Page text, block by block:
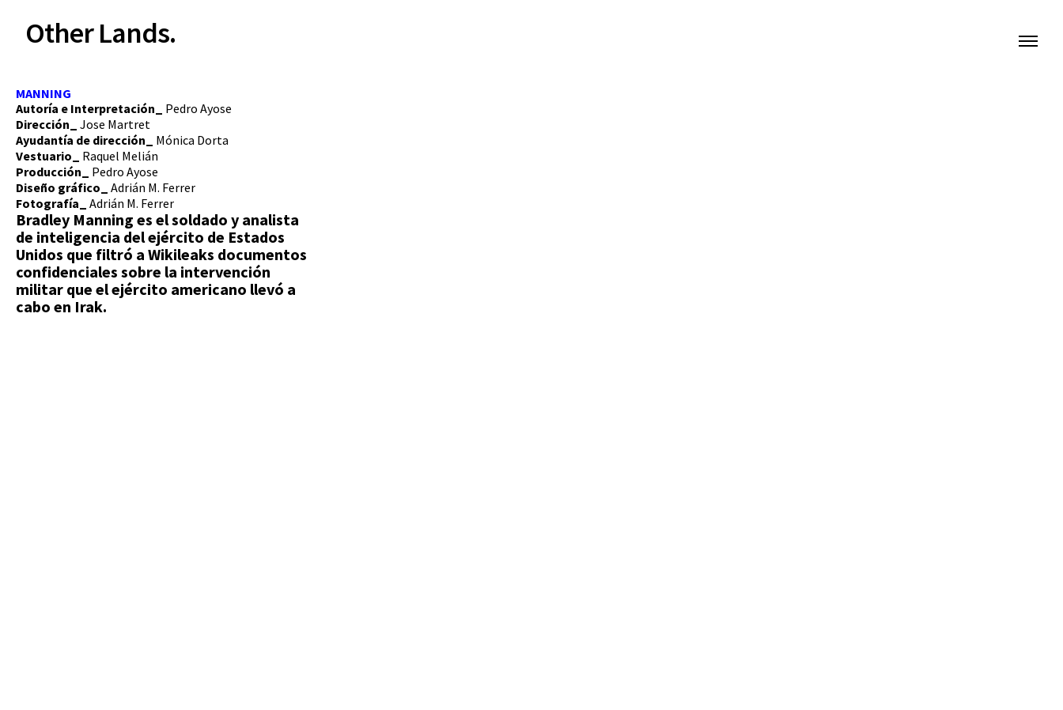
Other Lands.
MANNING
Autoría e Interpretación_
Pedro Ayose
Dirección_
Jose Martret
Ayudantía de dirección_
Mónica Dorta
Vestuario_
Raquel Melián
Producción_
Pedro Ayose
Diseño gráfico_
Adrián M. Ferrer
Fotografía_
Adrián M. Ferrer
Bradley Manning es el soldado y analista
de inteligencia del ejército de Estados
Unidos que filtró a Wikileaks documentos
confidenciales sobre la intervención
militar que el ejército americano llevó a
cabo en Irak.